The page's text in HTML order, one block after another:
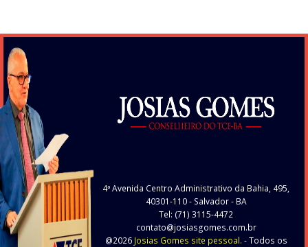
4ª Avenida Centro Administrativo da Bahia, 495,
40301-110- Salvador - BA
Tel: (71) 3115-4472
contato@josiasgomes.com.br
@2026 Josias Gomes site pessoal. - Todos os